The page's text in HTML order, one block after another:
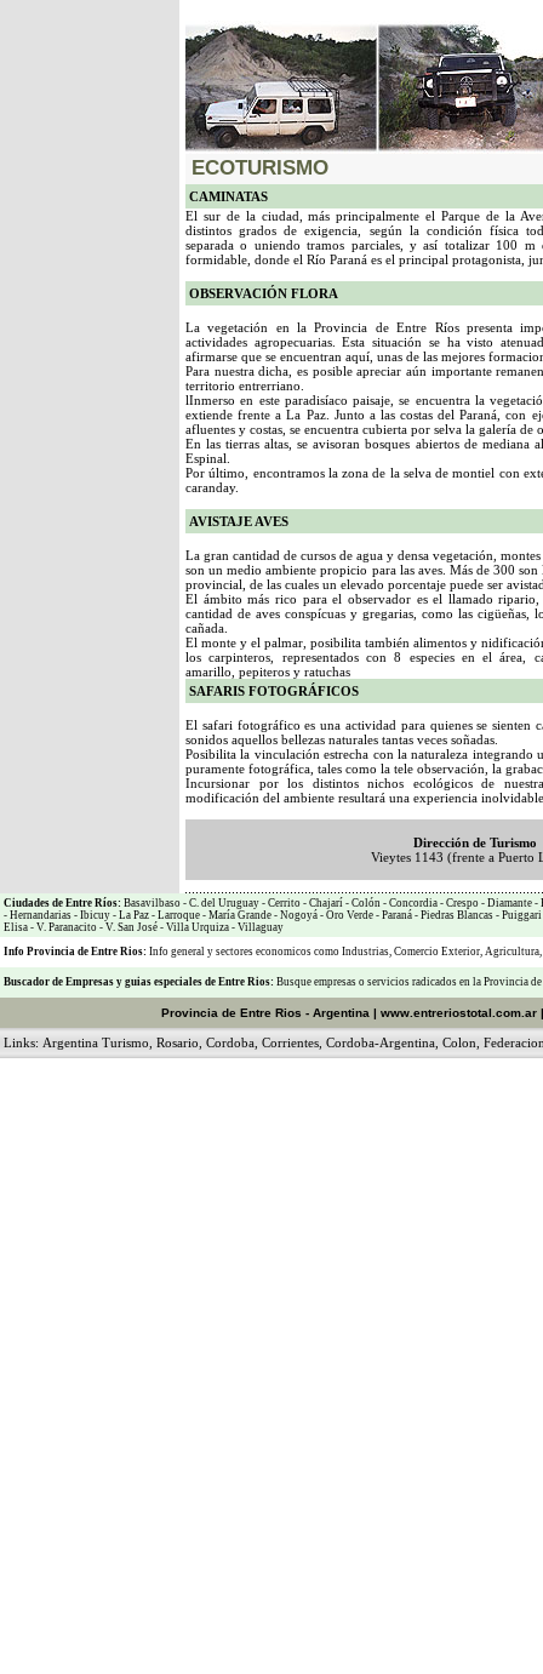
ECOTURISMO
CAMINATAS
El sur de la ciudad, más principalmente el Parque de la
distintos grados de exigencia, según la condición física
separada o uniendo tramos parciales, y así totalizar 100
formidable, donde el Río Paraná es el principal protagonista,
OBSERVACIÓN FLORA
La vegetación en la Provincia de Entre Ríos presenta
actividades agropecuarias. Esta situación se ha visto
afirmarse que se encuentran aquí, unas de las mejores
Para nuestra dicha, es posible apreciar aún importante
territorio entrerriano.
lInmerso en este paradisíaco paisaje, se encuentra la
extiende frente a La Paz. Junto a las costas del Paraná, con
afluentes y costas, se encuentra cubierta por selva la galería de
En las tierras altas, se avisoran bosques abiertos de
Espinal.
Por último, encontramos la zona de la selva de montiel con
caranday.
AVISTAJE AVES
La gran cantidad de cursos de agua y densa vegetación,
son un medio ambiente propicio para las aves. Más de 300 son
provincial, de las cuales un elevado porcentaje puede ser
El ámbito más rico para el observador es el llamado
cantidad de aves conspícuas y gregarias, como las cigüeñas,
cañada.
El monte y el palmar, posibilita también alimentos y
los carpinteros, representados con 8 especies en el área,
amarillo, pepiteros y ratuchas
SAFARIS FOTOGRÁFICOS
El safari fotográfico es una actividad para quienes se sienten
sonidos aquellos bellezas naturales tantas veces soñadas.
Posibilita la vinculación estrecha con la naturaleza integrando
puramente fotográfica, tales como la tele observación, la
Incursionar por los distintos nichos ecológicos de
modificación del ambiente resultará una experiencia
Dirección de Turismo
Vieytes 1143 (frente a Puerto
Ciudades de Entre Ríos: Basavilbaso - C. del Uruguay - Cerrito - Chajarí - Colón - Concordia - Crespo - Diamante -
- Hernandarias - Ibicuy - La Paz - Larroque - María Grande - Nogoyá - Oro Verde - Paraná - Piedras Blancas - Puiggari
Elisa - V. Paranacito - V. San José - Villa Urquiza - Villaguay
Info Provincia de Entre Rios: Info general y sectores economicos como Industrias, Comercio Exterior, Agricultura,
Buscador de Empresas y guias especiales de Entre Rios: Busque empresas o servicios radicados en la Provincia
Provincia de Entre Rios - Argentina | www.entreriostotal.com.ar
Links: Argentina Turismo Rosario Cordoba Corrientes Cordoba-Argentina Colon